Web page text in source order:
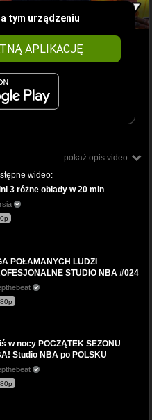
tym urządzeniu
APLIKACJĘ
pokaż opis video
wideo:
3 różne obiady w 20 min
POŁAMANYCH LUDZI
STUDIO NBA #024
w nocy POCZĄTEK SEZONU
Studio NBA po POLSKU